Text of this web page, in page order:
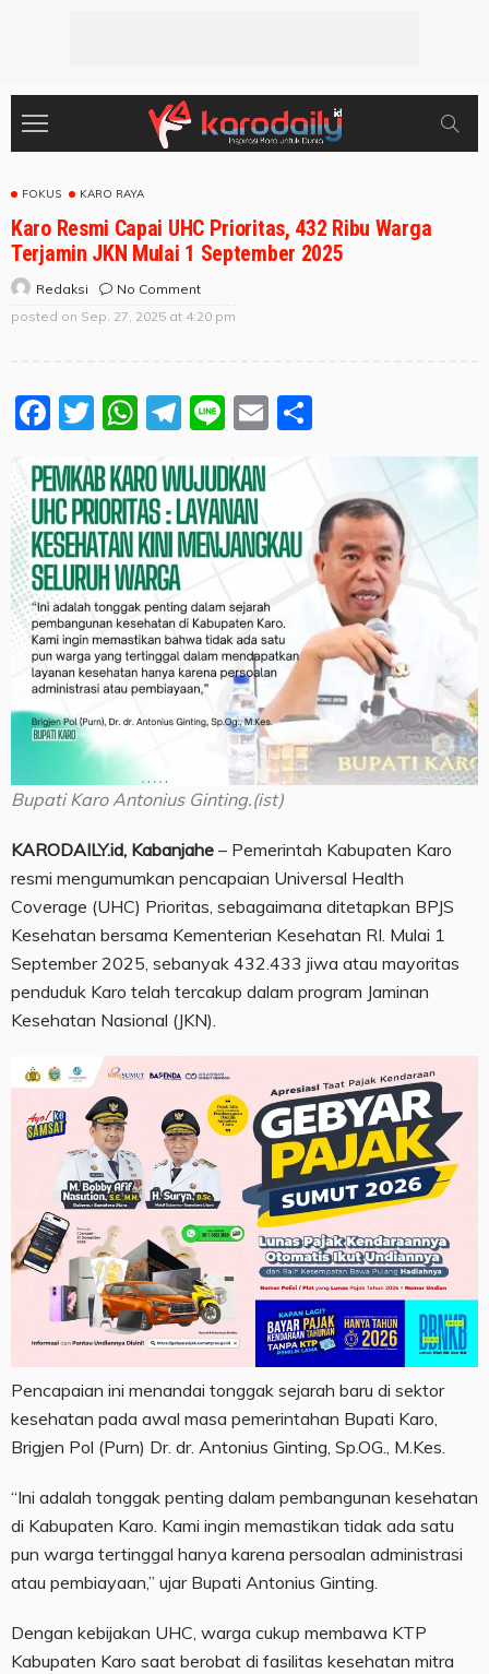
FOKUS KARO RAYA
Karo Resmi Capai UHC Prioritas, 432 Ribu Warga
Terjamin JKN Mulai 1 September 2025
Redaksi
No Comment
posted on Sep. 27, 2025 at 4:20 pm
Facebook
Twitter
WhatsApp
Telegram
LineEmail
Bupati Karo Antonius Ginting.(ist)
KARODAILY.id, Kabanjahe – Pemerintah Kabupaten Karo
resmi mengumumkan pencapaian Universal Health
Coverage (UHC) Prioritas, sebagaimana ditetapkan BPJS
Kesehatan bersama Kementerian Kesehatan RI. Mulai 1
September 2025, sebanyak 432.433 jiwa atau mayoritas
penduduk Karo telah tercakup dalam program Jaminan
Kesehatan Nasional (JKN).
Pencapaian ini menandai tonggak sejarah baru di sektor
kesehatan pada awal masa pemerintahan Bupati Karo,
Brigjen Pol (Purn) Dr. dr. Antonius Ginting, Sp.OG., M.Kes.
“Ini adalah tonggak penting dalam pembangunan kesehatan
di Kabupaten Karo. Kami ingin memastikan tidak ada satu
pun warga tertinggal hanya karena persoalan administrasi
atau pembiayaan,” ujar Bupati Antonius Ginting.
Dengan kebijakan UHC, warga cukup membawa KTP
Kabupaten Karo saat berobat di fasilitas kesehatan mitra